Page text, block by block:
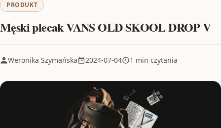
PRODUKT
Męski plecak VANS OLD SKOOL DROP V
Weronika Szymańska 2024-07-04 1 min czytania